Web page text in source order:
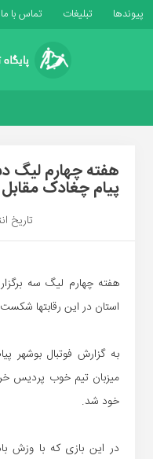
پیوندها تبلیغات تماس با ما
هفته چهارم
پیام چغادک مقابل تیم
تاریخ انتشار:
هفته چهارم لیگ سه
استان در این رقابتها
به گزارش فوتبال بوشهر
خود شد.
در این بازی که با وزش